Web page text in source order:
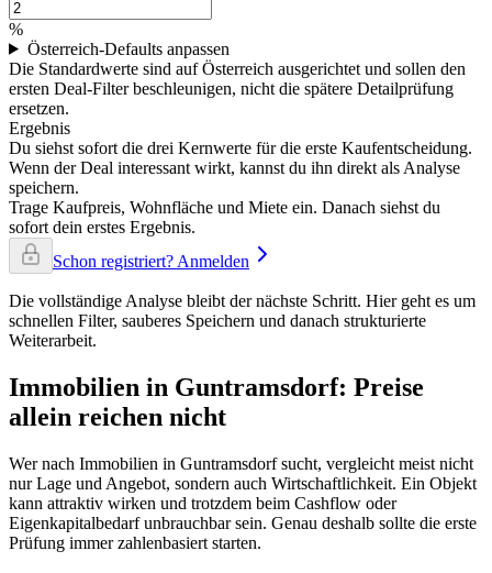
%
Österreich-Defaults anpassen
Die Standardwerte sind auf Österreich ausgerichtet und sollen den
ersten Deal-Filter beschleunigen, nicht die spätere Detailprüfung
ersetzen.
Ergebnis
Du siehst sofort die drei Kernwerte für die erste Kaufentscheidung.
Wenn der Deal interessant wirkt, kannst du ihn direkt als Analyse
speichern.
Trage Kaufpreis, Wohnfläche und Miete ein. Danach siehst du
sofort dein erstes Ergebnis.
Schon registriert? Anmelden
Die vollständige Analyse bleibt der nächste Schritt. Hier geht es um
schnellen Filter, sauberes Speichern und danach strukturierte
Weiterarbeit.
Immobilien in Guntramsdorf: Preise
allein reichen nicht
Wer nach Immobilien in Guntramsdorf sucht, vergleicht meist nicht
nur Lage und Angebot, sondern auch Wirtschaftlichkeit. Ein Objekt
kann attraktiv wirken und trotzdem beim Cashflow oder
Eigenkapitalbedarf unbrauchbar sein. Genau deshalb sollte die erste
Prüfung immer zahlenbasiert starten.